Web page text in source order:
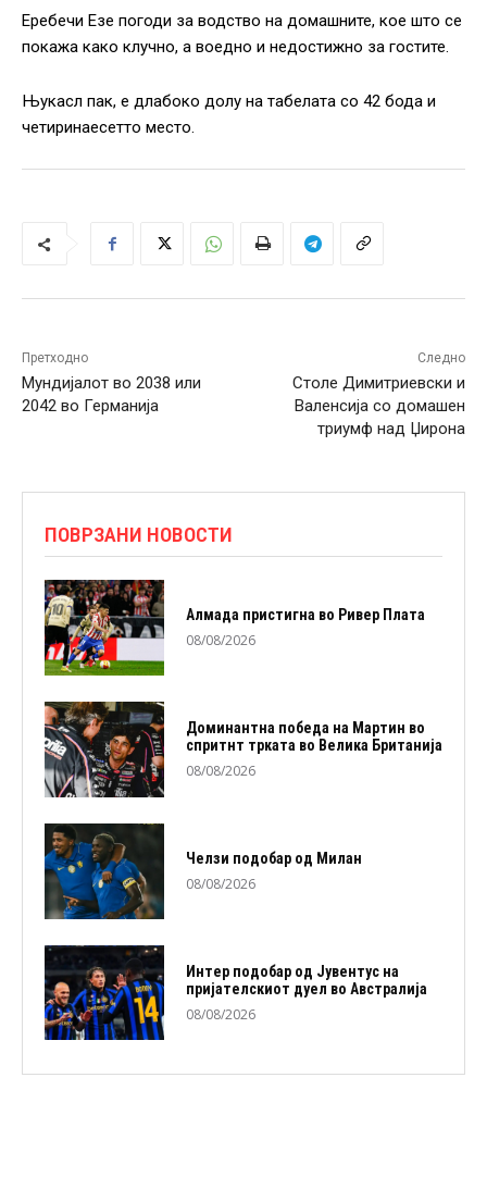
Еребечи Езе погоди за водство на домашните, кое што се
покажа како клучно, а воедно и недостижно за гостите.
Њукасл пак, е длабоко долу на табелата со 42 бода и
четиринаесетто место.
Претходно
Мундијалот во 2038 или
2042 во Германија
Следно
Столе Димитриевски и
Валенсија со домашен
триумф над Џирона
ПОВРЗАНИ НОВОСТИ
Алмада пристигна во Ривер Плата
08/08/2026
Доминантна победа на Мартин во
спритнт трката во Велика Британија
08/08/2026
Челзи подобaр од Милан
08/08/2026
Интер подобар од Јувентус на
пријателскиот дуел во Австралија
08/08/2026